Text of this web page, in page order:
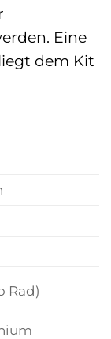
Eine
dem Kit
Rad)